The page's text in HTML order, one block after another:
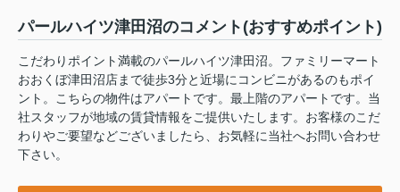
パールハイツ津田沼のコメント(おすすめポイント)
こだわりポイント満載のパールハイツ津田沼。ファミリーマート
おおくぼ津田沼店まで徒歩3分と近場にコンビニがあるのもポイ
ント。こちらの物件はアパートです。最上階のアパートです。当
社スタッフが地域の賃貸情報をご提供いたします。お客様のこだ
わりやご要望などございましたら、お気軽に当社へお問い合わせ
下さい。